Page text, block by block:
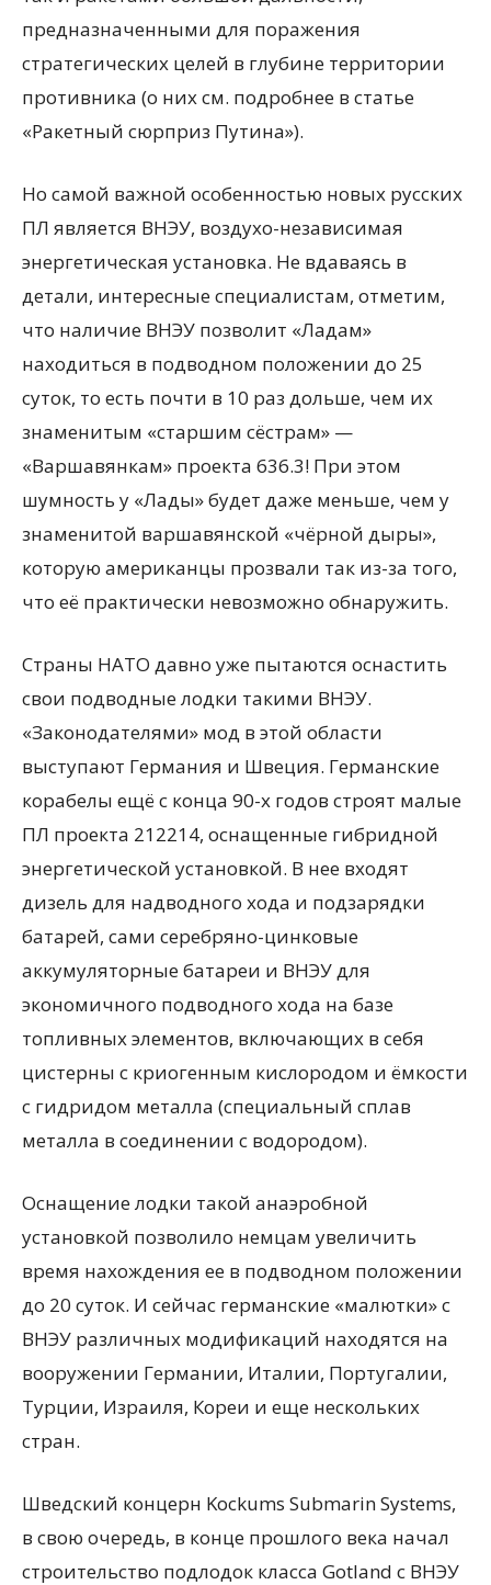
предназначенными для поражения
стратегических целей в глубине территории
противника (о них см. подробнее в статье
«Ракетный сюрприз Путина»).
Но самой важной особенностью новых русских
ПЛ является ВНЭУ, воздухо-независимая
энергетическая установка. Не вдаваясь в
детали, интересные специалистам, отметим,
что наличие ВНЭУ позволит «Ладам»
находиться в подводном положении до 25
суток, то есть почти в 10 раз дольше, чем их
знаменитым «старшим сёстрам» —
«Варшавянкам» проекта 636.3! При этом
шумность у «Лады» будет даже меньше, чем у
знаменитой варшавянской «чёрной дыры»,
которую американцы прозвали так из-за того,
что её практически невозможно обнаружить.
Страны НАТО давно уже пытаются оснастить
свои подводные лодки такими ВНЭУ.
«Законодателями» мод в этой области
выступают Германия и Швеция. Германские
корабелы ещё с конца 90-х годов строят малые
ПЛ проекта 212214, оснащенные гибридной
энергетической установкой. В нее входят
дизель для надводного хода и подзарядки
батарей, сами серебряно-цинковые
аккумуляторные батареи и ВНЭУ для
экономичного подводного хода на базе
топливных элементов, включающих в себя
цистерны с криогенным кислородом и ёмкости
с гидридом металла (специальный сплав
металла в соединении с водородом).
Оснащение лодки такой анаэробной
установкой позволило немцам увеличить
время нахождения ее в подводном положении
до 20 суток. И сейчас германские «малютки» с
ВНЭУ различных модификаций находятся на
вооружении Германии, Италии, Португалии,
Турции, Израиля, Кореи и еще нескольких
стран.
Шведский концерн Kockums Submarin Systems,
в свою очередь, в конце прошлого века начал
строительство подлодок класса Gotland с ВНЭУ